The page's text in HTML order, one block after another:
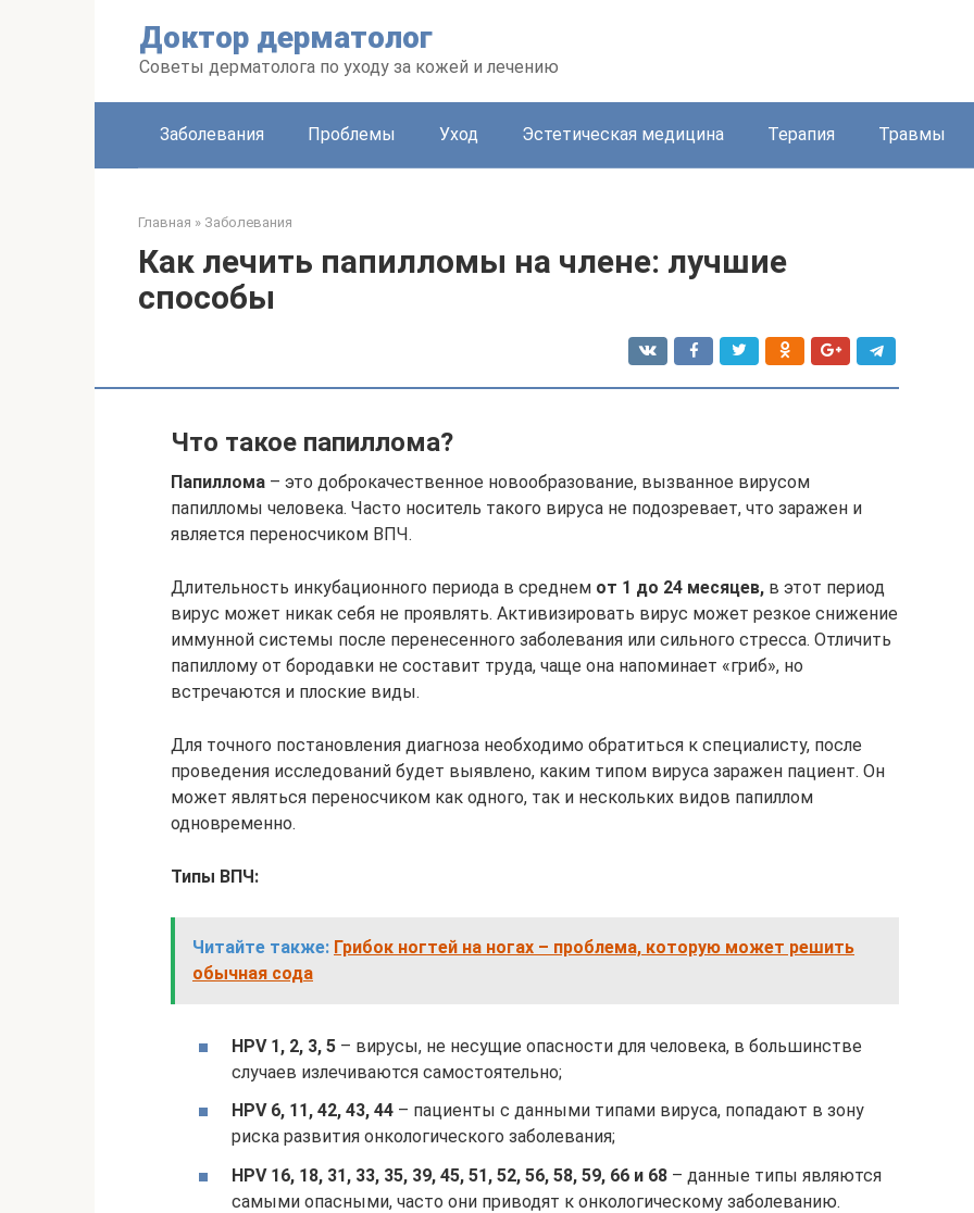
Доктор дерматолог
Советы дерматолога по уходу за кожей и лечению
Заболевания Проблемы Уход Эстетическая медицина Терапия Травмы
Главная » Заболевания
Как лечить папилломы на члене: лучшие
способы
Что такое папиллома?
Папиллома – это доброкачественное новообразование, вызванное вирусом
папилломы человека. Часто носитель такого вируса не подозревает, что заражен и
является переносчиком ВПЧ.
Длительность инкубационного периода в среднем от 1 до 24 месяцев, в этот период
вирус может никак себя не проявлять. Активизировать вирус может резкое снижение
иммунной системы после перенесенного заболевания или сильного стресса. Отличить
папиллому от бородавки не составит труда, чаще она напоминает «гриб», но
встречаются и плоские виды.
Для точного постановления диагноза необходимо обратиться к специалисту, после
проведения исследований будет выявлено, каким типом вируса заражен пациент. Он
может являться переносчиком как одного, так и нескольких видов папиллом
одновременно.
Типы ВПЧ:
Читайте также: Грибок ногтей на ногах – проблема, которую может решить
обычная сода
HPV 1, 2, 3, 5 – вирусы, не несущие опасности для человека, в большинстве
случаев излечиваются самостоятельно;
HPV 6, 11, 42, 43, 44 – пациенты с данными типами вируса, попадают в зону
риска развития онкологического заболевания;
HPV 16, 18, 31, 33, 35, 39, 45, 51, 52, 56, 58, 59, 66 и 68 – данные типы являются
самыми опасными, часто они приводят к онкологическому заболеванию.